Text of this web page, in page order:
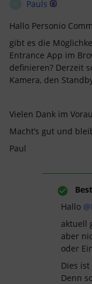
Pauls
Hallo Personio
gibt es die
Entrance App im
definieren? Derzeit
Kamera, den
Vielen Dank im
Macht’s gut und
Paul
Hallo ​
aktuell
aber
oder
Dies
Denn